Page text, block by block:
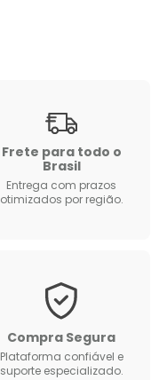
Frete para todo o
Brasil
Entrega com prazos
otimizados por região.
Compra Segura
Plataforma confiável e
suporte especializado.